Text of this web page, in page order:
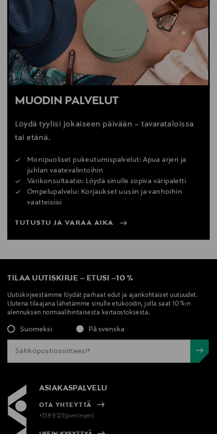
MUODIN PALVELUT
Löydä tyylisi jokaiseen päivään – tavarataloissa
tai etänä.
Monipuoliset pukeutumispalvelut: Apua arjen ja
juhlan vaatevalintoihin
Värikonsultaatio: Löydä sinulle sopiva väripaletti
Ompelupalvelu: Korjaukset uusiin ja vanhoihin
vaatteisiisi
TUTUSTU JA VARAA AIKA
TILAA UUTISKIRJE – ETUSI –10 %
Uutiskirjeestämme löydät parhaat edut ja ajankohtaiset uutuudet.
Uutena tilaajana lähetämme sinulle etukoodin, jolla saat 10 %:n
alennuksen normaalihintaisesta kertaostoksesta.
Suomeksi På svenska
ASIAKASPALVELU
OTA YHTEYTTÄ
+358 9 1211(pvm/mpm)